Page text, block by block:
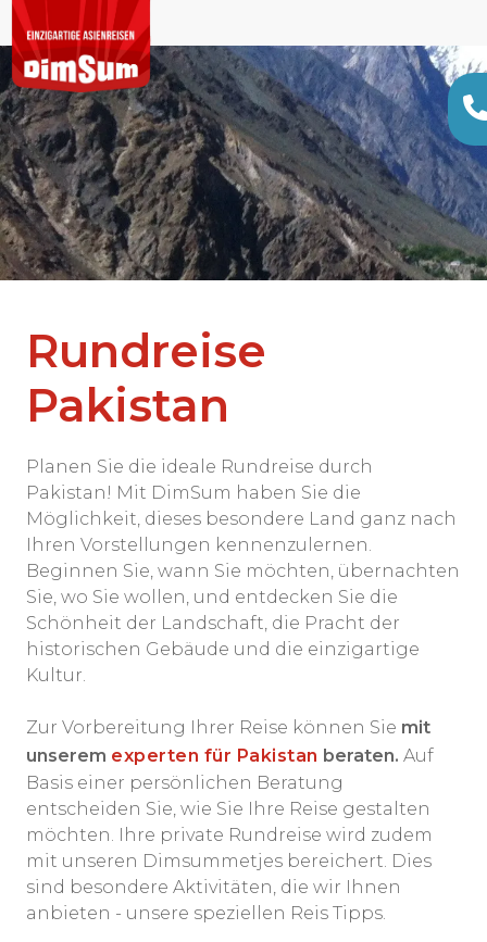
Rundreise
Pakistan
Planen Sie die ideale Rundreise durch
Pakistan! Mit DimSum haben Sie die
Möglichkeit, dieses besondere Land ganz nach
Ihren Vorstellungen kennenzulernen.
Beginnen Sie, wann Sie möchten, übernachten
Sie, wo Sie wollen, und entdecken Sie die
Schönheit der Landschaft, die Pracht der
historischen Gebäude und die einzigartige
Kultur.
Zur Vorbereitung Ihrer Reise können Sie mit
unserem experten für Pakistan beraten. Auf
Basis einer persönlichen Beratung
entscheiden Sie, wie Sie Ihre Reise gestalten
möchten. Ihre private Rundreise wird zudem
mit unseren Dimsummetjes bereichert. Dies
sind besondere Aktivitäten, die wir Ihnen
anbieten - unsere speziellen Reis Tipps.